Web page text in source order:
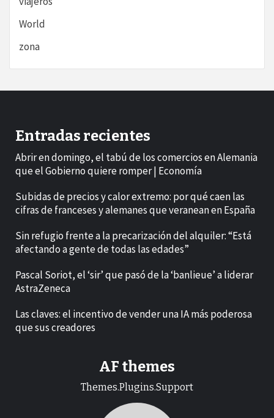
World
zona
Entradas recientes
Abrir en domingo, el tabú de los comercios en Alemania
que el Gobierno quiere romper | Economía
Subidas de precios y calor extremo: por qué caen las
cifras de franceses y alemanes que veranean en España
Sin refugio frente a la precarización del alquiler: “Está
afectando a gente de todas las edades”
Pascal Soriot, el ‘sir’ que pasó de la ‘banlieue’ a liderar
AstraZeneca
Las claves: el incentivo de vender una IA más poderosa
que sus creadores
AF themes
Themes.Plugins.Support